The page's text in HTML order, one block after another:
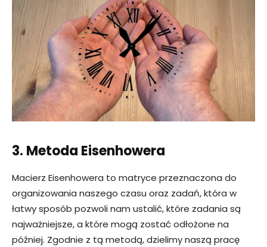
3. Metoda Eisenhowera
Macierz Eisenhowera to matryce przeznaczona do
organizowania naszego czasu oraz zadań, która w
łatwy sposób pozwoli nam ustalić, które zadania są
najważniejsze, a które mogą zostać odłożone na
później. Zgodnie z tą metodą, dzielimy naszą pracę